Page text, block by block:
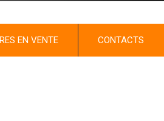
EN VENTE CONTACTS